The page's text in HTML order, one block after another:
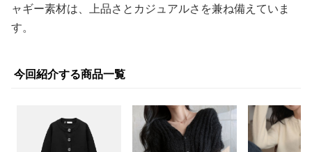
ャギー素材は、上品さとカジュアルさを兼ね備えていま
す。
今回紹介する商品一覧